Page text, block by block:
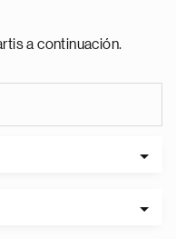
a continuación.